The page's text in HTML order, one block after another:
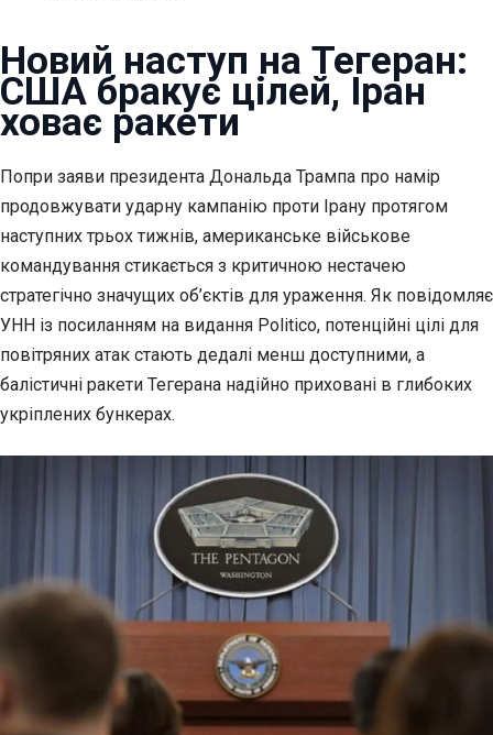
Новий наступ на Тегеран:
США бракує цілей, Іран
ховає ракети
Попри заяви президента Дональда Трампа про намір
продовжувати ударну кампанію проти Ірану протягом
наступних трьох тижнів, американське військове
командування стикається з критичною нестачею
стратегічно значущих об’єктів для ураження. Як повідомляє
УНН із посиланням на видання Politico, потенційні цілі для
повітряних атак стають дедалі менш доступними, а
балістичні ракети Тегерана надійно приховані в глибоких
укріплених бункерах.